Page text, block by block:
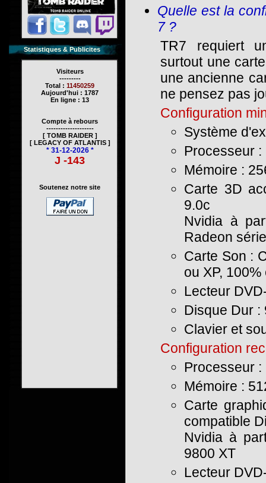
Statistiques & Publicites
Visiteurs
---------
Total : 11450259
Aujourd'hui : 1787
En ligne : 13
Compte à rebours
--------------------
[ TOMB RAIDER ]
[ LEGACY OF ATLANTIS ]
* 31-12-2026 *
J -143
Soutenez notre site
Quelle est la
7 ?
TR7 requiert
surtout une
une ancienne
ne pensez pas
Configuration
Système
Processeur :
Mémoire :
Carte 3D
9.0c
Nvidia à
Radeon
Carte Son :
ou XP,
Lecteur
Disque Dur :
Clavier et
Configuration
Processeur :
Mémoire :
Carte
compatible
Nvidia à
9800 XT
Lecteur